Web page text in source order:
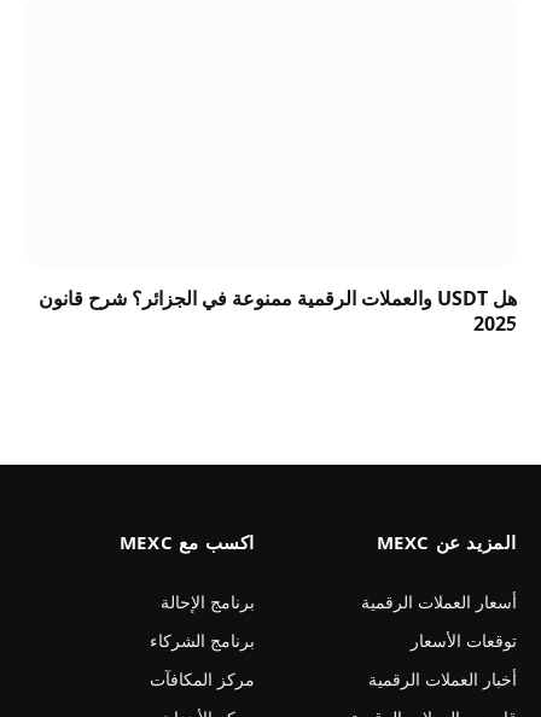
هل USDT والعملات الرقمية ممنوعة في الجزائر؟ شرح قانون
2025
المزيد عن MEXC
أسعار العملات الرقمية
توقعات الأسعار
أخبار العملات الرقمية
اكسب مع MEXC
برنامج الإحالة
برنامج الشركاء
مركز المكافآت